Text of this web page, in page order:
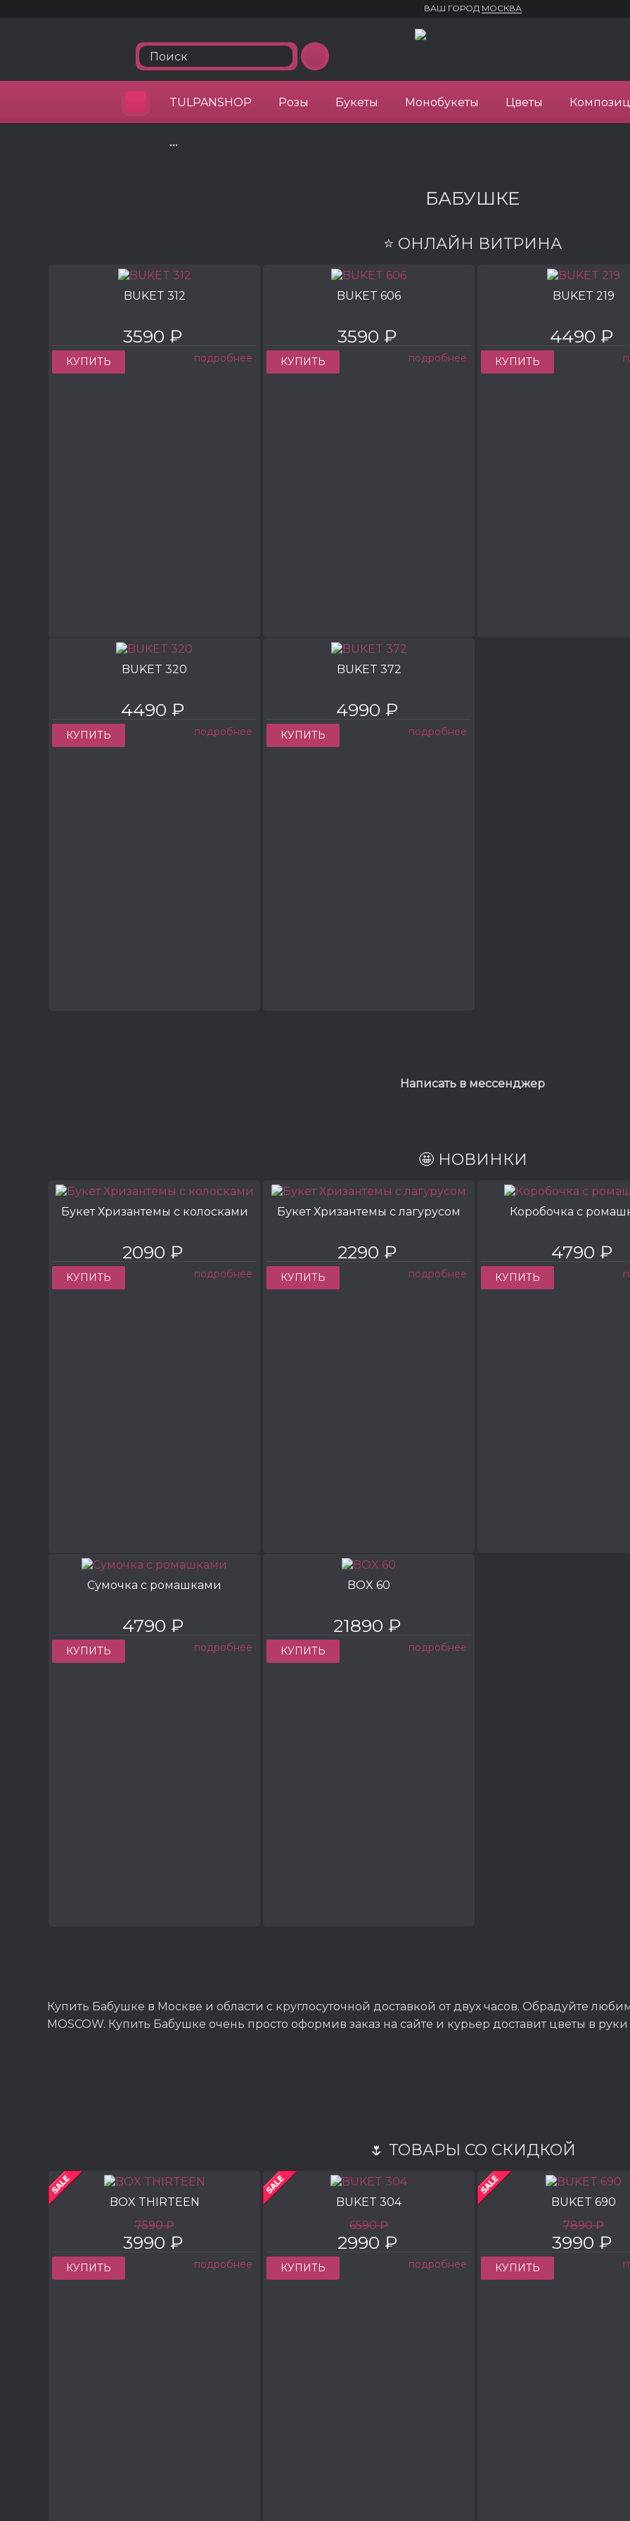
ВАШ ГОРОД МОСКВА
TULPANSHOP Розы Букеты Монобукеты Цветы
•••
БАБУШКЕ
⭐ ОНЛАЙН ВИТРИНА
BUKET 312
3590 ₽
КУПИТЬ подробнее
BUKET 606
3590 ₽
КУПИТЬ подробнее
BUKET 219
4490 ₽
КУПИТЬ
BUKET 320
4490 ₽
КУПИТЬ подробнее
BUKET 372
4990 ₽
КУПИТЬ подробнее
Написать в мессенджер
🤩 НОВИНКИ
Букет Хризантемы с колосками
2090 ₽
КУПИТЬ подробнее
Букет Хризантемы с лагурусом
2290 ₽
КУПИТЬ подробнее
Коробочка с
4790 ₽
КУПИТЬ
Сумочка с ромашками
4790 ₽
КУПИТЬ подробнее
BOX 60
21890 ₽
КУПИТЬ подробнее
Купить Бабушке в Москве и области с круглосуточной доставкой от двух часов. Обрадуйте
MOSCOW. Купить Бабушке очень просто оформив заказ на сайте и курьер доставит цветы в
🌷 ТОВАРЫ СО СКИДКОЙ
BOX THIRTEEN
7590 ₽
3990 ₽
КУПИТЬ подробнее
BUKET 304
6590 ₽
2990 ₽
КУПИТЬ подробнее
BUKET 690
7890 ₽
3990 ₽
КУПИТЬ